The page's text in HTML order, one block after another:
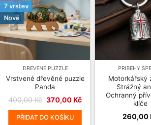
7 vrstev
Nové
DŘEVĚNÉ PUZZLE
Vrstvené dřevěné puzzle
Panda
400,00Kč Původní
cena
byla:
400,00 Kč.
370,00 KčAktuální
PŘIDAT DO KOŠÍKU
PŘÍBĚHY
Motorkářský
Strážný
Ochranný
klíče
260,00